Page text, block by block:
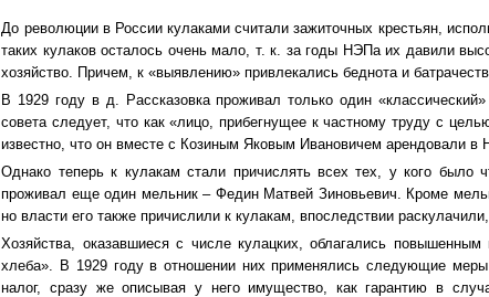
До революции в России кулаками считали зажиточных крестьян,
таких кулаков осталось очень мало, т. к. за годы НЭПа их давили
хозяйство. Причем, к «выявлению» привлекались беднота и
В 1929 году в д. Рассказовка проживал только один
совета следует, что как «лицо, прибегнущее к частному труду с
известно, что он вместе с Козиным Яковым Ивановичем арендовали в
Однако теперь к кулакам стали причислять всех тех, у кого было
проживал еще один мельник – Федин Матвей Зиновьевич. Кроме
но власти его также причислили к кулакам, впоследствии
Хозяйства, оказавшиеся с числе кулацких, облагались
хлеба». В 1929 году в отношении них применялись следующие
налог, сразу же описывая у него имущество, как гарантию в